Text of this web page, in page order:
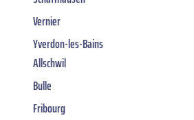
Vernier
Yverdon-les-Bains
Allschwil
Bulle
Fribourg